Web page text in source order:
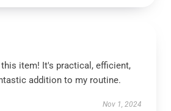
item! It's practical, efficient,
addition to my routine.
Nov 1, 2024